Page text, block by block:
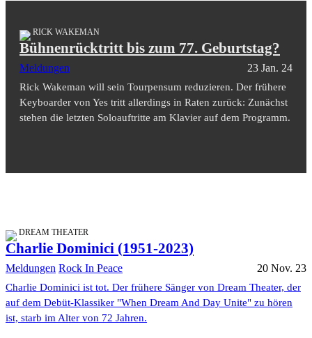
RICK WAKEMAN
Bühnenrücktritt bis zum 77. Geburtstag?
Meldungen 23 Jan. 24
Rick Wakeman will sein Tourpensum reduzieren. Der frühere
Keyboarder von Yes tritt allerdings in Raten zurück: Zunächst
stehen die letzten Soloauftritte am Klavier auf dem Programm.
DREAM THEATER
Charlie Dominici (1951-2023)
Meldungen Rock In Peace 20 Nov. 23
Charlie Dominici ist tot. Der frühere Sänger von Dream Theater, der
auf dem Debüt-Klassiker "When Dream And Day Unite" zu hören
ist, starb im Alter von 72 Jahren.